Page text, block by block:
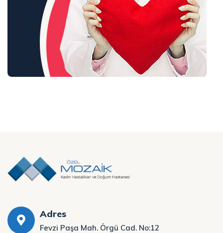
Adres
Fevzi Paşa Mah. Örgü Cad. No:12